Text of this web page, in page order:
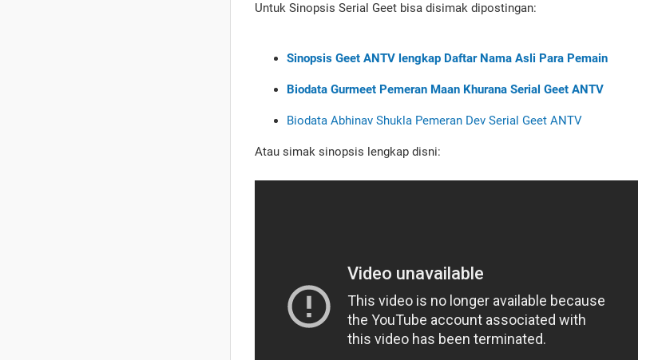
Untuk Sinopsis Serial Geet bisa disimak dipostingan:
Sinopsis Geet ANTV lengkap Daftar Nama Asli Para Pemain
Biodata Gurmeet Pemeran Maan Khurana Serial Geet ANTV
Biodata Abhinav Shukla Pemeran Dev Serial Geet ANTV
Atau simak sinopsis lengkap disni: